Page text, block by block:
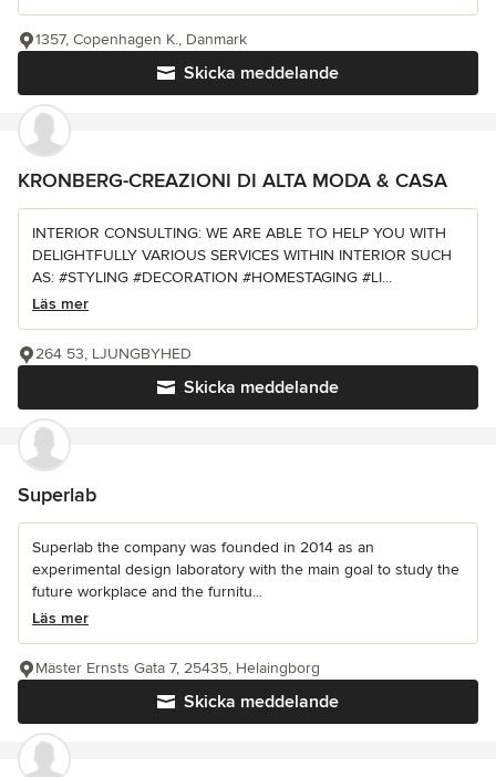
Skicka meddelande
1357, Copenhagen K., Danmark
KRONBERG-CREAZIONI DI ALTA MODA & CASA
INTERIOR CONSULTING: WE ARE ABLE TO HELP YOU WITH
DELIGHTFULLY VARIOUS SERVICES WITHIN INTERIOR SUCH
AS: #STYLING #DECORATION #HOMESTAGING #LI...
Läs mer
Skicka meddelande
264 53, LJUNGBYHED
Superlab
Superlab the company was founded in 2014 as an
experimental design laboratory with the main goal to study the
future workplace and the furnitu...
Läs mer
Skicka meddelande
Mäster Ernsts Gata 7, 25435, Helaingborg